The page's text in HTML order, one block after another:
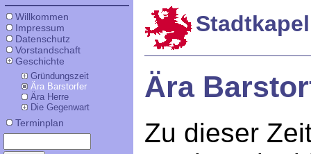
Willkommen
Impressum
Datenschutz
Vorstandschaft
Geschichte
Gründungszeit
Ära Barstorfer
Ära Herre
Die Gegenwart
Terminplan
Ära
Zu dieser